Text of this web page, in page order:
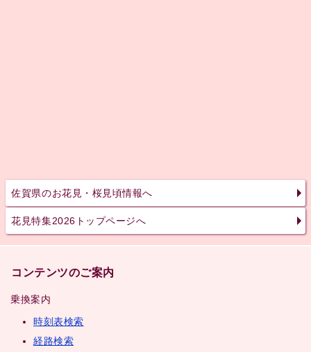
佐賀県のお花見・桜見頃情報へ
花見特集2026トップページへ
コンテンツのご案内
乗換案内
時刻表検索
経路検索